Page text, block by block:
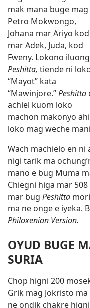
mak mana buge mag
Petro Mokwongo,
Johana mar Ariyo kod
mar Adek, Juda, kod
Fweny. Lokono
Peshitta, tiende ni loko
“Mayot” kata
“Mawinjore.”Peshitta
achiel kuom loko
machon makonyo
loko mag weche
Wach machielo en ni
nigi tarik ma
mano e bug Muma
Chiegni higa mar
mar bug Peshitta
ma ne onge e iyeka.
Philoxenian Version.
OYUD BUGE
SURIA
Chop higni 200
Grik mag Jokristo
ne ondik chakre higni